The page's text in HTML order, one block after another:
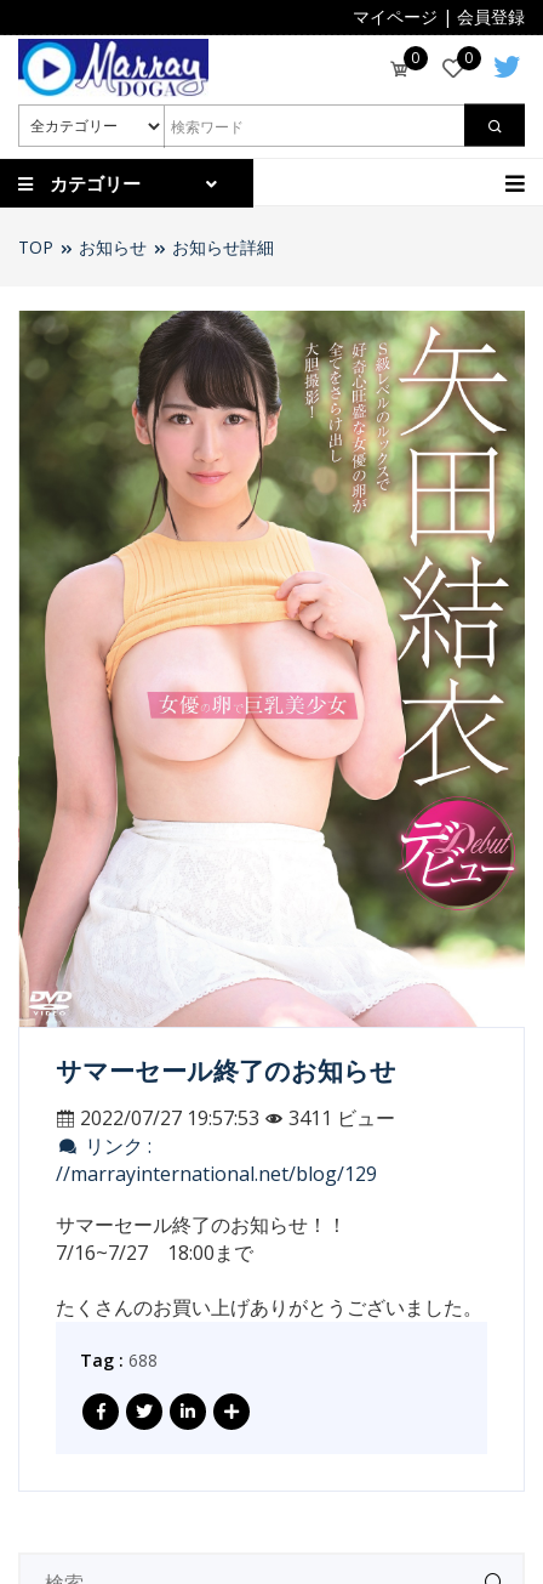
マイページ | 会員登録
0 0
カテゴリー
TOP お知らせ お知らせ詳細
サマーセール終了のお知らせ
2022/07/27 19:57:53
3411 ビュー
リンク :
//marrayinternational.net/blog/129
サマーセール終了のお知らせ！！
7/16~7/27 18:00まで
たくさんのお買い上げありがとうございました。
Tag : 688